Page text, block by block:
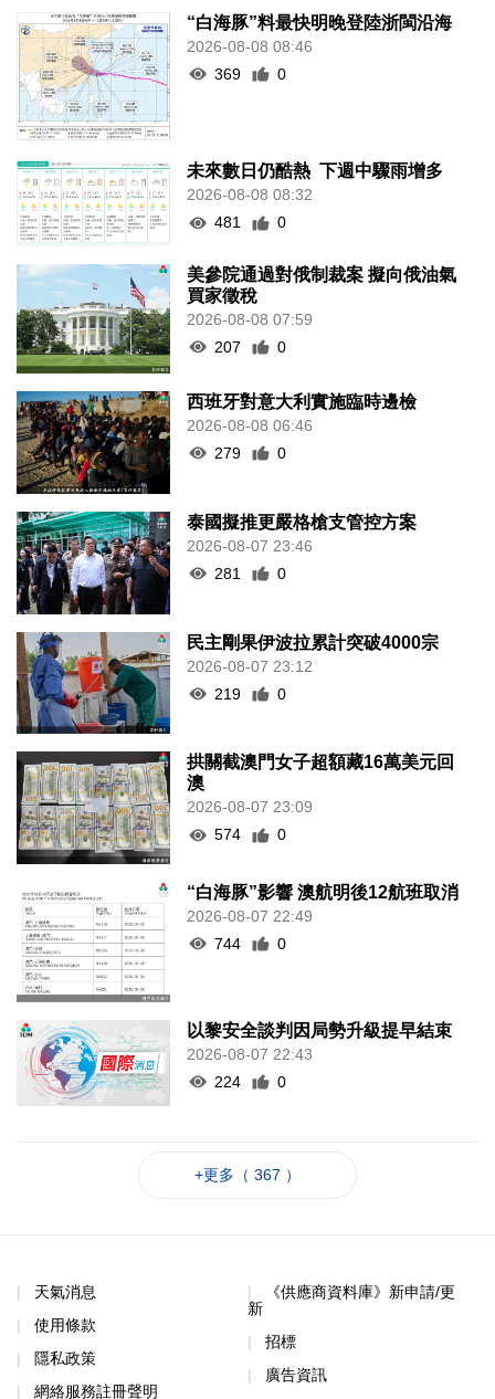
“白海豚”料最快明晚登陸浙閩沿海
2026-08-08 08:46
369
0
未來數日仍酷熱 下週中驟雨增多
2026-08-08 08:32
481
0
美參院通過對俄制裁案 擬向俄油氣
買家徵稅
2026-08-08 07:59
207
0
西班牙對意大利實施臨時邊檢
2026-08-08 06:46
279
0
泰國擬推更嚴格槍支管控方案
2026-08-07 23:46
281
0
民主剛果伊波拉累計突破4000宗
2026-08-07 23:12
219
0
拱關截澳門女子超額藏16萬美元回
澳
2026-08-07 23:09
574
0
“白海豚”影響 澳航明後12航班取消
2026-08-07 22:49
744
0
以黎安全談判因局勢升級提早結束
2026-08-07 22:43
224
0
+更多（ 367 ）
天氣消息
使用條款
隱私政策
網絡服務註冊聲明
《供應商資料庫》新申請/更
新
招標
廣告資訊